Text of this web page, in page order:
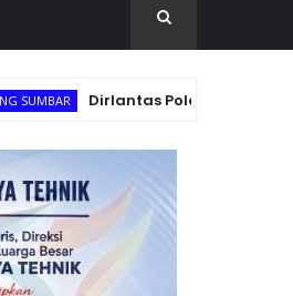
Dirlantas Polda Sumbar Kombes